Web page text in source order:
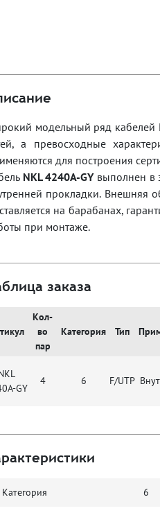
модельный ряд кабелей
а превосходные
для построения
NKL 4240A-GYвыполнен в
прокладки. Внешняя
на барабанах,
при монтаже.
заказа
Кол-
во
пар
Категория Тип
GY
4 6 F/UTP
Категория 6